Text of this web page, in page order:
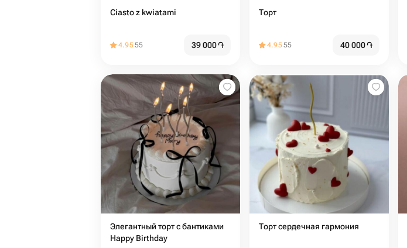
Ciasto z kwiatami
4.9555 39 000֏
Торт
4.9555 40 000֏
Элегантный торт с бантиками
Happy Birthday
Торт сердечная гармония